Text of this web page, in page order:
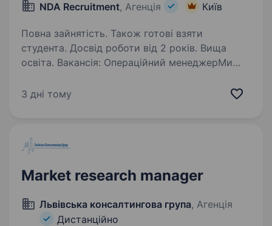
NDA Recruitment, Агенція Київ
Повна зайнятість. Також готові взяти
студента. Досвід роботи від 2 років. Вища
освіта. Вакансія: Операційний менеджер​Ми
фахівця на позицію «Операційного
процеси компанії задля досягнення…
3 дні тому
Market research manager
Львівська консалтингова група, Агенція
Дистанційно